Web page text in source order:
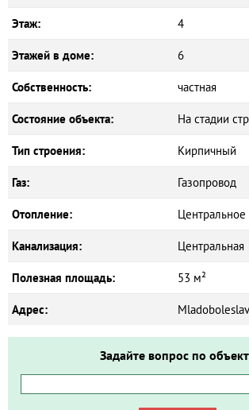
Этаж: 4
Этажей в доме: 6
Собственность: частная
Состояние объекта: На стадии
Тип строения: Кирпичный
Газ: Газопровод
Отопление: Центральное
Канализация: Центральная
Полезная площадь: 53 м²
Адрес:
Задайте вопрос по